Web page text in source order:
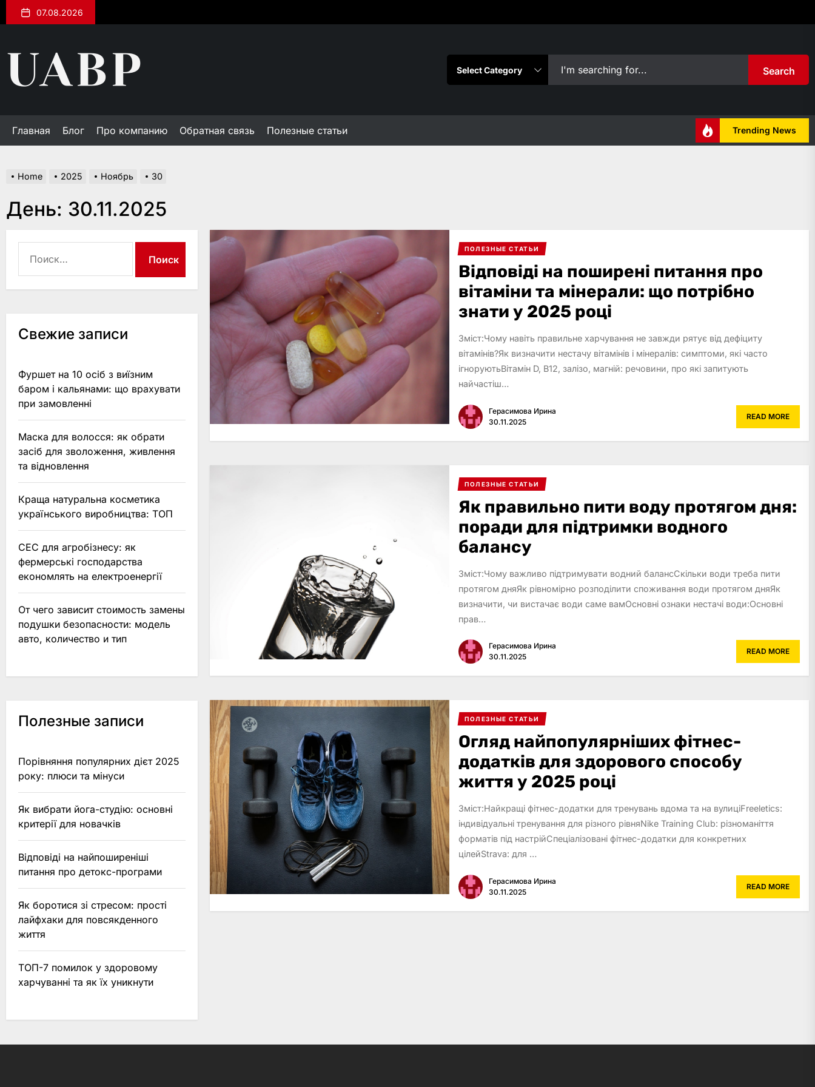
to
content
07.08.2026
Search
Главная Блог Про компанию Обратная связь Полезные статьи Trending News
Home 2025 Ноябрь 30
День: 30.11.2025
ПОЛЕЗНЫЕ СТАТЬИ
Відповіді на поширені питання про
вітаміни та мінерали: що потрібно
знати у 2025 році
Зміст:Чому навіть правильне харчування не завжди рятує від дефіциту
вітамінів?Як визначити нестачу вітамінів і мінералів: симптоми, які часто
ігноруютьВітамін D, B12, залізо, магній: речовини, про які запитують
найчастіш…
Герасимова Ирина
30.11.2025
READ MORE
ПОЛЕЗНЫЕ СТАТЬИ
Як правильно пити воду протягом дня:
поради для підтримки водного
балансу
Зміст:Чому важливо підтримувати водний балансСкільки води треба пити
протягом дняЯк рівномірно розподілити споживання води протягом дняЯк
визначити, чи вистачає води саме вамОсновні ознаки нестачі води:Основні
прав…
Герасимова Ирина
30.11.2025
READ MORE
ПОЛЕЗНЫЕ СТАТЬИ
Огляд найпопулярніших фітнес-
додатків для здорового способу
життя у 2025 році
Зміст:Найкращі фітнес-додатки для тренувань вдома та на вулиціFreeletics:
індивідуальні тренування для різного рівняNike Training Club: різноманіття
форматів під настрійСпеціалізовані фітнес-додатки для конкретних
цілейStrava: для …
Герасимова Ирина
30.11.2025
READ MORE
Свежие записи
Фуршет на 10 осіб з виїзним
баром і кальянами: що врахувати
при замовленні
Маска для волосся: як обрати
засіб для зволоження, живлення
та відновлення
Краща натуральна косметика
українського виробництва: ТОП
СЕС для агробізнесу: як
фермерські господарства
економлять на електроенергії
От чего зависит стоимость замены
подушки безопасности: модель
авто, количество и тип
Полезные записи
Порівняння популярних дієт 2025
року: плюси та мінуси
Як вибрати йога-студію: основні
критерії для новачків
Відповіді на найпоширеніші
питання про детокс-програми
Як боротися зі стресом: прості
лайфхаки для повсякденного
життя
ТОП-7 помилок у здоровому
харчуванні та як їх уникнути